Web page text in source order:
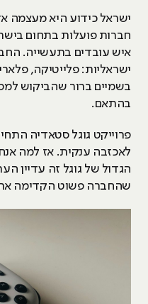
איש עובדים בתעשייה.
ישראליות: פלייטיקה,
בשמיים ברור שהביקוש
בהתאם.
פרוייקט גוגל סטאדיה
לאכזבה ענקית. אז למה
הגדול של גוגל זה עדיין
שהחברה פשוט הקדימה את